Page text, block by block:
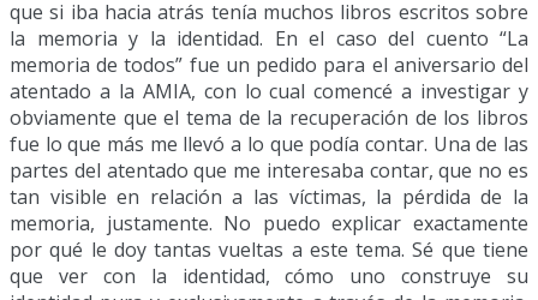
que si iba hacia atrás tenía muchos libros escritos sobre
la memoria y la identidad. En el caso del cuento “La
memoria de todos” fue un pedido para el aniversario del
atentado a la AMIA, con lo cual comencé a investigar y
obviamente que el tema de la recuperación de los libros
fue lo que más me llevó a lo que podía contar. Una de las
partes del atentado que me interesaba contar, que no es
tan visible en relación a las víctimas, la pérdida de la
memoria, justamente. No puedo explicar exactamente
por qué le doy tantas vueltas a este tema. Sé que tiene
que ver con la identidad, cómo uno construye su